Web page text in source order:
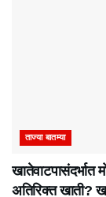
ताज्या बातम्या
खातेवाटपासंदर्भात
अतिरिक्त खाती?